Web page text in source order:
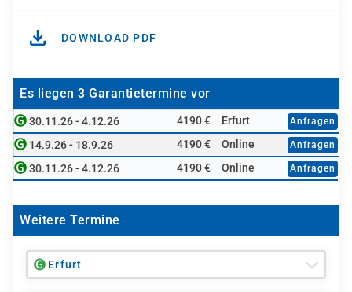
DOWNLOAD PDF
Es liegen 3 Garantietermine vor
30.11.26 - 4.12.26 4190 € Erfurt Anfragen
14.9.26 - 18.9.26 4190 € Online Anfragen
30.11.26 - 4.12.26 4190 € Online Anfragen
Weitere Termine
Erfurt